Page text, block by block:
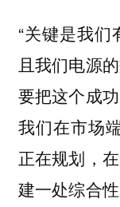
“关键是我
且我们电源
要把这个成
我们在市场
正在规划，
建一处综合